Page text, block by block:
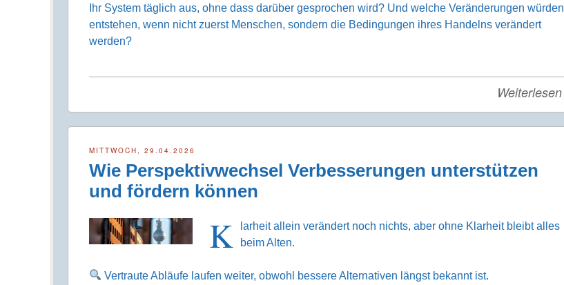
Ihr System täglich aus, ohne dass darüber gesprochen wird? Und welche Veränderungen würden
entstehen, wenn nicht zuerst Menschen, sondern die Bedingungen ihres Handelns verändert
werden?
Weiterlesen
MITTWOCH, 29.04.2026
Wie Perspektivwechsel Verbesserungen unterstützen
und fördern können
K
larheit allein verändert noch nichts, aber ohne Klarheit bleibt alles
beim Alten.
Vertraute Abläufe laufen weiter, obwohl bessere Alternativen längst bekannt ist.